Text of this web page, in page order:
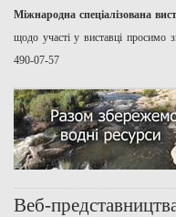
Міжнародна спеціалізована
щодо участі у виставці просимо
490-07-57
Веб-